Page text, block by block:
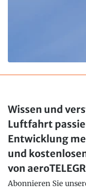
Wissen und
Luftfahrt
Entwicklung
und
von
Abonnieren Sie